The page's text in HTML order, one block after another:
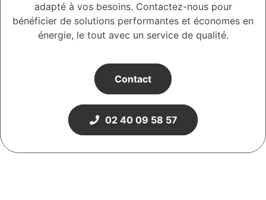
adapté à vos besoins. Contactez-nous pour
bénéficier de solutions performantes et économes en
énergie, le tout avec un service de qualité.
Contact
02 40 09 58 57